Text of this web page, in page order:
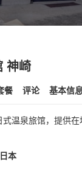
神崎
餐 评论 基本信息
式温泉旅馆，提供
本